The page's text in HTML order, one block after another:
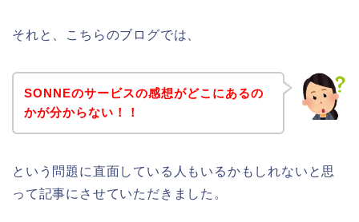
それと、こちらのブログでは、
SONNEのサービスの感想がどこにあるの
かが分からない！！
という問題に直面している人もいるかもしれないと思
って記事にさせていただきました。